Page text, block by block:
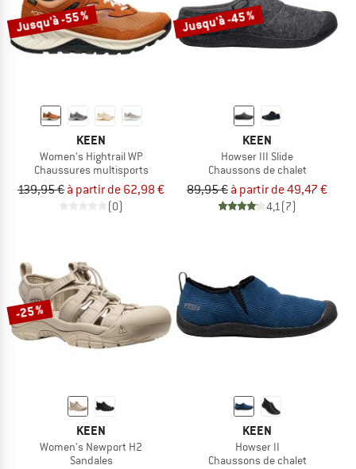
Jusqu'à -55 %
KEEN
Women's Hightrail WP
Chaussures multisports
139,95 € à partir de 62,98 €
(0)
Jusqu'à -45 %
KEEN
Howser III Slide
Chaussons de chalet
89,95 € à partir de 49,47 €
4,1(7)
-25 %
KEEN
Women's Newport H2
Sandales
KEEN
Howser II
Chaussons de chalet